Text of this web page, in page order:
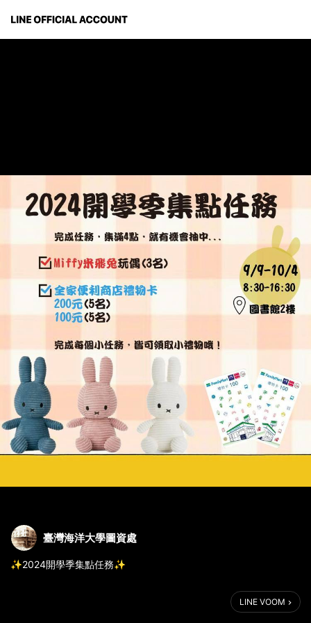
臺灣海洋大學圖資處
✨2024開學季集點任務✨
全部達成任務集滿4點Line點數，即有機會抽中【Miffy米飛兔】玩
偶、全家便利商店禮物卡200元(5名)、100元(5名)！
LINE VOOM